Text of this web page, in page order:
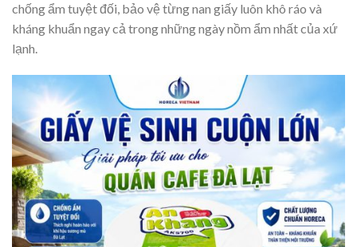
chống ẩm tuyệt đối, bảo vệ từng nan giấy luôn khô ráo và
kháng khuẩn ngay cả trong những ngày nồm ẩm nhất của xứ
lạnh.